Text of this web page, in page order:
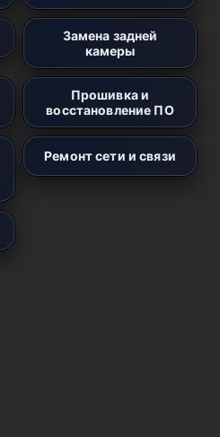
Замена задней
камеры
Прошивка и
восстановление ПО
Ремонт сети и связи